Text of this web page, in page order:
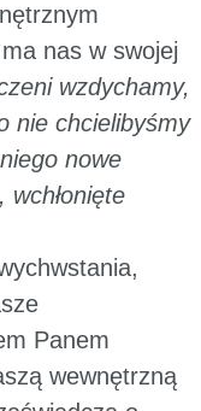
nas w swojej
wzdychamy,
nie chcielibyśmy
nowe
Panem
wewnętrzną